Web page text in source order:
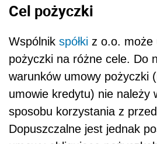
Cel pożyczki
Wspólnik spółki z o.o. może
pożyczki na różne cele. Do
warunków umowy pożyczki
umowie kredytu) nie należy
sposobu korzystania z
Dopuszczalne jest jednak